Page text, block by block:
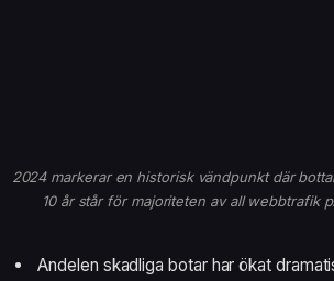
2024 markerar en historisk vändpunkt där
10 år står för majoriteten av all webbtrafik
Andelen skadliga botar har ökat